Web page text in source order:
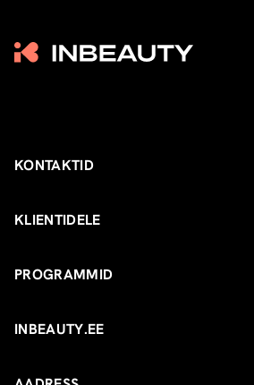
KONTAKTID
KLIENTIDELE
PROGRAMMID
INBEAUTY.EE